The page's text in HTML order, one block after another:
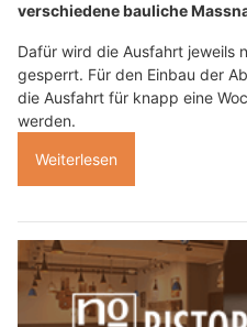
verschiedene bauliche
Dafür wird die Ausfahrt jeweils
gesperrt. Für den Einbau der
die Ausfahrt für knapp eine
werden.
Weiterlesen